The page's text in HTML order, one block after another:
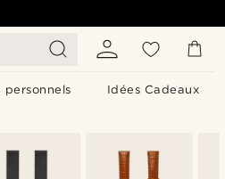
personnels Idées Cadeaux